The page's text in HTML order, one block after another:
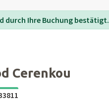
durch Ihre Buchung bestätigt.
Cerenkou